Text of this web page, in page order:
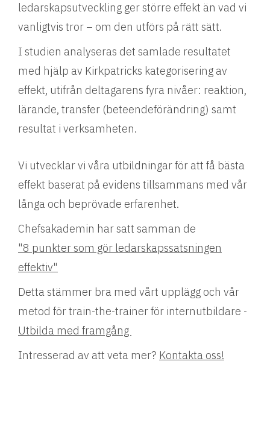
ledarskapsutveckling ger större effekt än vad vi
vanligtvis tror – om den utförs på rätt sätt.
I studien analyseras det samlade resultatet
med hjälp av Kirkpatricks kategorisering av
effekt, utifrån deltagarens fyra nivåer: reaktion,
lärande, transfer (beteendeförändring) samt
resultat i verksamheten.
Vi utvecklar vi våra utbildningar för att få bästa
effekt baserat på evidens tillsammans med vår
långa och beprövade erfarenhet.
Chefsakademin har satt samman de
"8 punkter som gör ledarskapssatsningen
effektiv"
Detta stämmer bra med vårt upplägg och vår
metod för train-the-trainer för internutbildare -
Utbilda med framgång
Intresserad av att veta mer? Kontakta oss!